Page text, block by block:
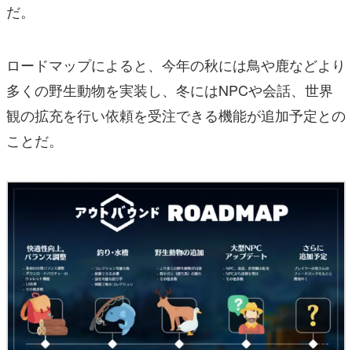
だ。
ロードマップによると、今年の秋には鳥や鹿などより
多くの野生動物を実装し、冬にはNPCや会話、世界
観の拡充を行い依頼を受注できる機能が追加予定との
ことだ。